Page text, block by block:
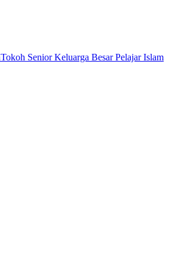
Tokoh Senior Keluarga Besar Pelajar Islam